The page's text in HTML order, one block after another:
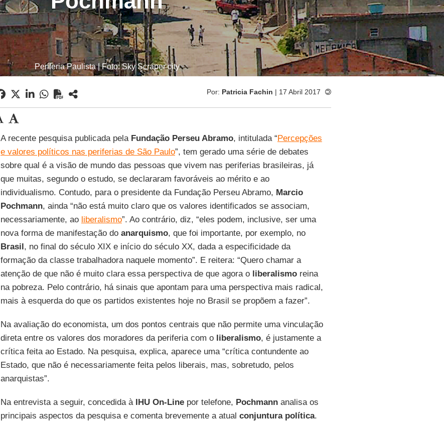
Periferia Paulista | Foto: Sky Scraper city
Por: Patricia Fachin | 17 Abril 2017
A recente pesquisa publicada pela Fundação Perseu Abramo, intitulada “Percepções
e valores políticos nas periferias de São Paulo”, tem gerado uma série de debates
sobre qual é a visão de mundo das pessoas que vivem nas periferias brasileiras, já
que muitas, segundo o estudo, se declararam favoráveis ao mérito e ao
individualismo. Contudo, para o presidente da Fundação Perseu Abramo, Marcio
Pochmann, ainda “não está muito claro que os valores identificados se associam,
necessariamente, ao liberalismo”. Ao contrário, diz, “eles podem, inclusive, ser uma
nova forma de manifestação do anarquismo, que foi importante, por exemplo, no
Brasil, no final do século XIX e início do século XX, dada a especificidade da
formação da classe trabalhadora naquele momento”. E reitera: “Quero chamar a
atenção de que não é muito clara essa perspectiva de que agora o liberalismoreina
na pobreza. Pelo contrário, há sinais que apontam para uma perspectiva mais radical,
mais à esquerda do que os partidos existentes hoje no Brasil se propõem a fazer”.
Na avaliação do economista, um dos pontos centrais que não permite uma vinculação
direta entre os valores dos moradores da periferia com o liberalismo, é justamente a
crítica feita ao Estado. Na pesquisa, explica, aparece uma “crítica contundente ao
Estado, que não é necessariamente feita pelos liberais, mas, sobretudo, pelos
anarquistas”.
Na entrevista a seguir, concedida à IHU On-Linepor telefone, Pochmannanalisa os
principais aspectos da pesquisa e comenta brevemente a atual conjuntura política.